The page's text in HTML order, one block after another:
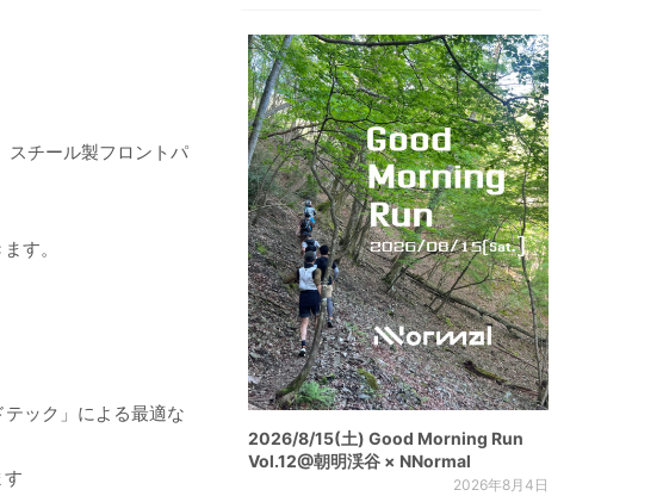
スチール製フロントパ
す。
ック」による最適な
2026/8/15(土) Good Morning Run
Vol.12@朝明渓谷 × NNormal
2026年8月4日